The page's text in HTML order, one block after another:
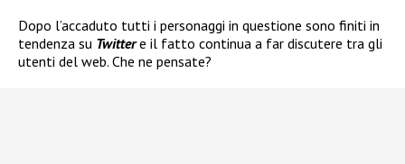
Dopo l’accaduto tutti i personaggi in questione sono finiti in
tendenza su Twittere il fatto continua a far discutere tra gli
utenti del web. Che ne pensate?